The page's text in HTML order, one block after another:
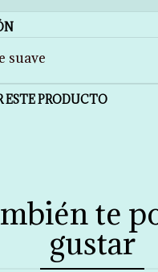
suave
ESTE PRODUCTO
te
gustar